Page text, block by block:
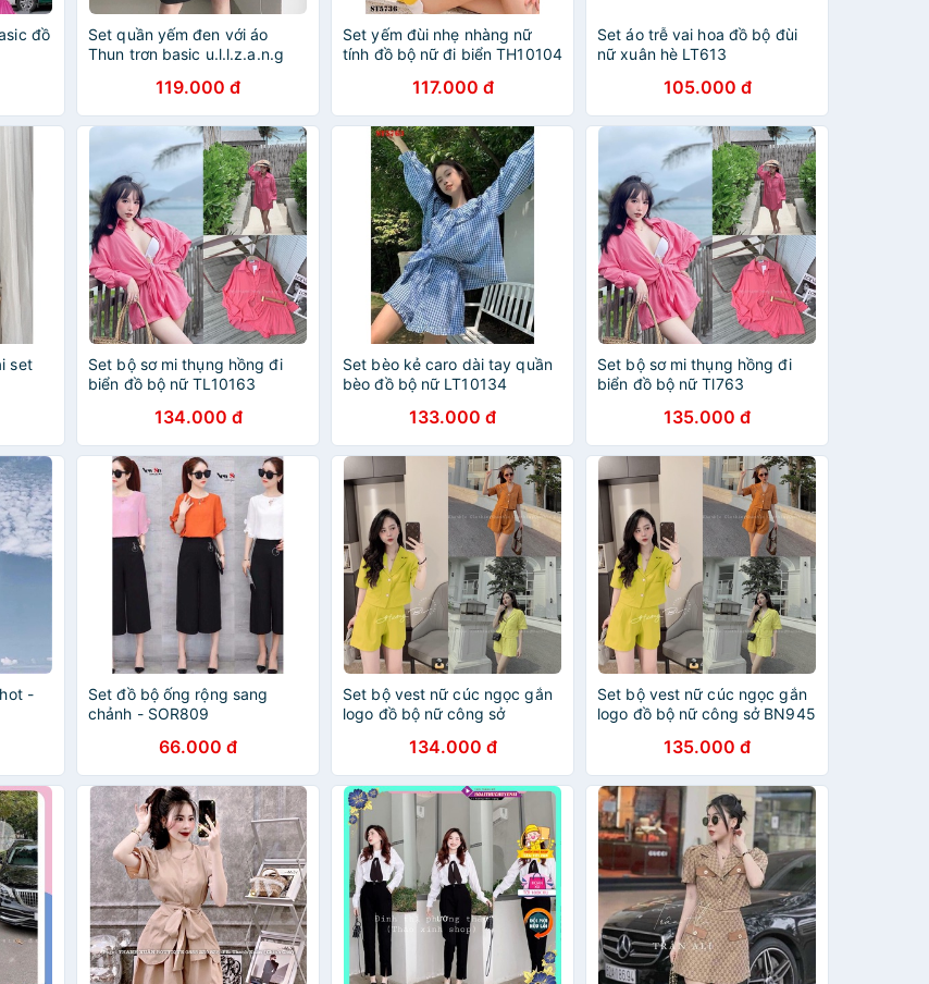
đồ
Set quần yếm đen với áo
Thun trơn basic u.l.l.z.a.n.g
đẹp, set cực chất đơn giản
119.000 đ
Set yếm đùi nhẹ nhàng nữ
tính đồ bộ nữ đi biển TH10104
117.000 đ
Set áo trễ vai hoa đồ bộ đùi
nữ xuân hè LT613
105.000 đ
set
Set bộ sơ mi thụng hồng đi
biển đồ bộ nữ TL10163
134.000 đ
Set bèo kẻ caro dài tay quần
bèo đồ bộ nữ LT10134
133.000 đ
Set bộ sơ mi thụng hồng đi
biển đồ bộ nữ Tl763
135.000 đ
-
Set đồ bộ ống rộng sang
chảnh - SOR809
66.000 đ
Set bộ vest nữ cúc ngọc gắn
logo đồ bộ nữ công sở
134.000 đ
Set bộ vest nữ cúc ngọc gắn
logo đồ bộ nữ công sở BN945
135.000 đ